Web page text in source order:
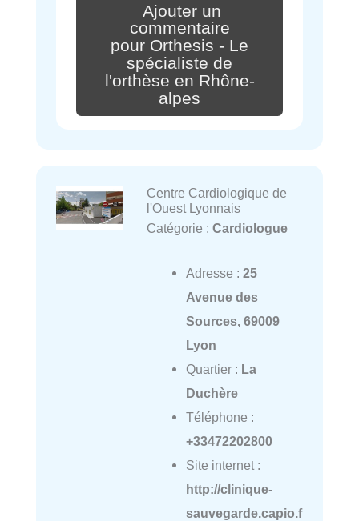
Ajouter un
commentaire
pour Orthesis - Le
spécialiste de
l'orthèse en Rhône-
alpes
Centre Cardiologique de
l'Ouest Lyonnais
Catégorie : Cardiologue
Adresse : 25
Avenue des
Sources, 69009
Lyon
Quartier : La
Duchère
Téléphone :
+33472202800
Site internet :
http://clinique-
sauvegarde.capio.f